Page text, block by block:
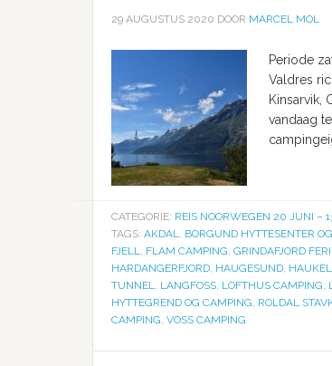
29 AUGUSTUS 2020 DOOR MARCEL MOL
Periode
Valdres
Kinsarvik,
vandaag
CATEGORIE: REIS NOORWEGEN 20 JUNI –
TAGS: AKDAL, BORGUND HYTTESENTER
FJELL, FLAM CAMPING, GRINDAFJORD
HARDANGERFJORD, HAUGESUND,
TUNNEL, LANGFOSS, LOFTHUS CAMPING,
HYTTEGREND OG CAMPING, ROLDAL
CAMPING, VOSS CAMPING